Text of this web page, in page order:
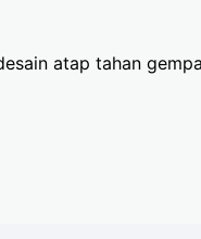
atap tahan